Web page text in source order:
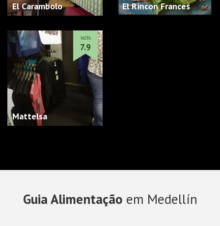
El Carambolo El Rincon Frances
Mattelsa
NOTA
7.9
Guia Alimentação em Medellín